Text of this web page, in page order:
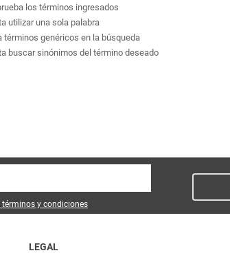
los términos ingresados
utilizar una sola palabra
términos genéricos en la búsqueda
buscar sinónimos del término deseado
y condiciones
LEGAL